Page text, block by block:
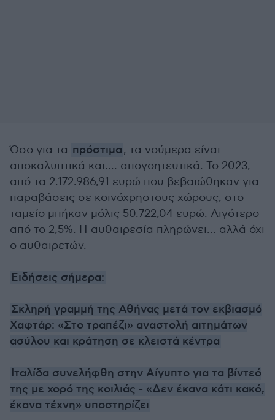
Όσο για τα πρόστιμα, τα νούμερα είναι
αποκαλυπτικά και.... απογοητευτικά. Το 2023,
από τα 2.172.986,91 ευρώ που βεβαιώθηκαν για
παραβάσεις σε κοινόχρηστους χώρους, στο
ταμείο μπήκαν μόλις 50.722,04 ευρώ. Λιγότερο
από το 2,5%. Η αυθαιρεσία πληρώνει... αλλά όχι
ο αυθαιρετών.
Ειδήσεις σήμερα:
Σκληρή γραμμή της Αθήνας μετά τον εκβιασμό
Χαφτάρ: «Στο τραπέζι» αναστολή αιτημάτων
ασύλου και κράτηση σε κλειστά κέντρα
Ιταλίδα συνελήφθη στην Αίγυπτο για τα βίντεό
της με χορό της κοιλιάς - «Δεν έκανα κάτι κακό,
έκανα τέχνη» υποστηρίζει